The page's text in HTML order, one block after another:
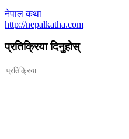
नेपाल कथा
http://nepalkatha.com
प्रतिक्रिया दिनुहोस्